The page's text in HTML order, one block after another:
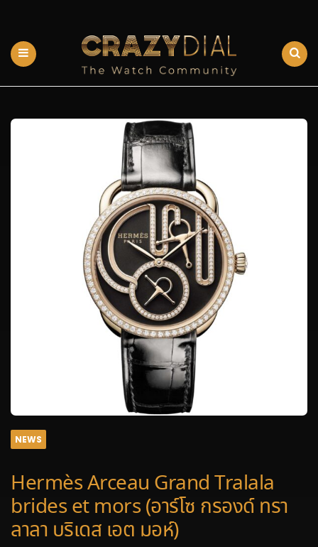
NEWS
Hermès Arceau Grand Tralala
brides et mors (อาร์โซ กรองด์ ทรา
ลาลา บริเดส เอต มอห์)